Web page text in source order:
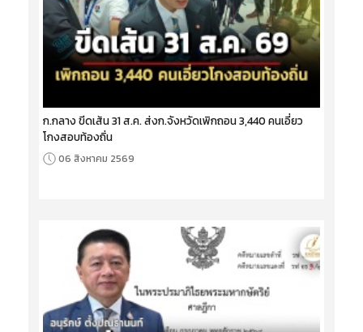
ก.กลาง ขีดเส้น 31 ส.ค. ส่งก.จังหวัดเพิกถอน 3,440 คนเอี่ยว
โกงสอบท้องถิ่น
06 สิงหาคม 2569